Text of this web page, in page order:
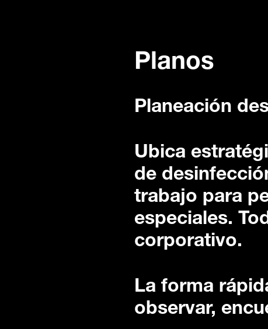
Planos
Planeación
Ubica
de
trabajo para
especiales.
corporativo.
La forma
observar,